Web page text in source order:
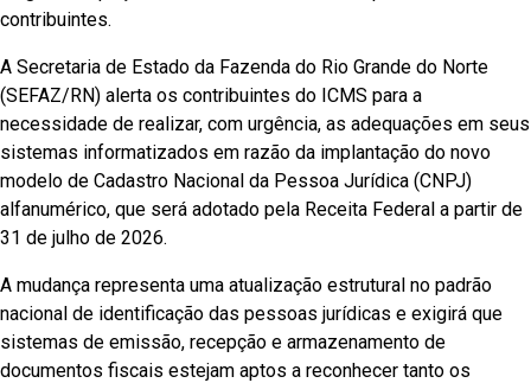
contribuintes.
A Secretaria de Estado da Fazenda do Rio Grande do Norte
(SEFAZ/RN) alerta os contribuintes do ICMS para a
necessidade de realizar, com urgência, as adequações em seus
sistemas informatizados em razão da implantação do novo
modelo de Cadastro Nacional da Pessoa Jurídica (CNPJ)
alfanumérico, que será adotado pela Receita Federal a partir de
31 de julho de 2026.
A mudança representa uma atualização estrutural no padrão
nacional de identificação das pessoas jurídicas e exigirá que
sistemas de emissão, recepção e armazenamento de
documentos fiscais estejam aptos a reconhecer tanto os